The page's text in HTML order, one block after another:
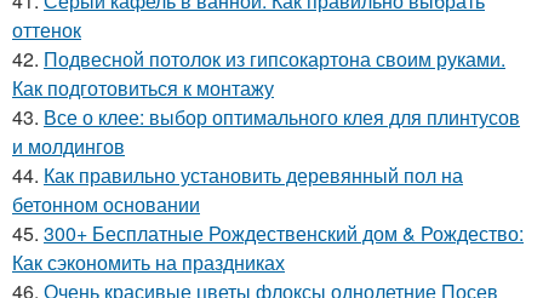
оттенок
42. Подвесной потолок из гипсокартона своим руками.
Как подготовиться к монтажу
43. Все о клее: выбор оптимального клея для плинтусов
и молдингов
44. Как правильно установить деревянный пол на
бетонном основании
45. 300+ Бесплатные Рождественский дом & Рождество:
Как сэкономить на праздниках
46. Очень красивые цветы флоксы однолетние Посев